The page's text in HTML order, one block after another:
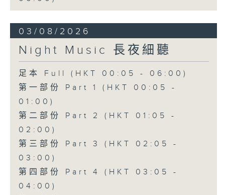
03/08/2026
Night Music 長夜細聽
足本 Full (HKT 00:05 - 06:00)
第一部份 Part 1 (HKT 00:05 -
01:00)
第二部份 Part 2 (HKT 01:05 -
02:00)
第三部份 Part 3 (HKT 02:05 -
03:00)
第四部份 Part 4 (HKT 03:05 -
04:00)